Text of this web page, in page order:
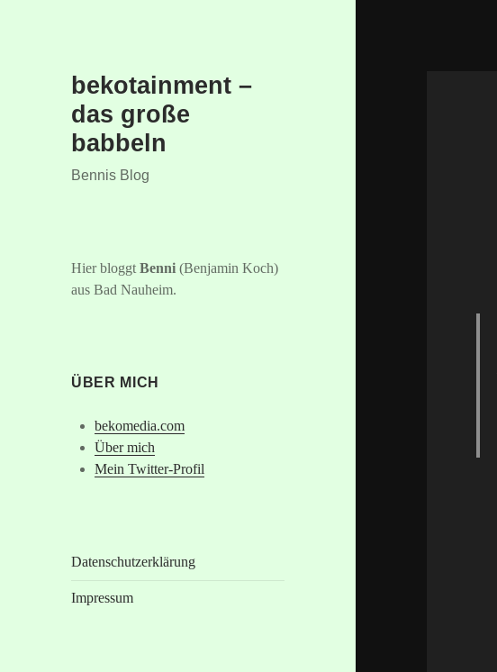
bekotainment –
das große
babbeln
Bennis Blog
Hier bloggtBenni (Benjamin Koch)
aus Bad Nauheim.
ÜBER MICH
bekomedia.com
Über mich
Mein Twitter-Profil
Datenschutzerklärung
Impressum